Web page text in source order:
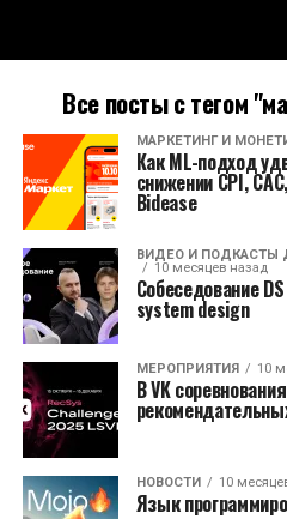
Все посты с тегом
МАРКЕТИНГ И
Как ML-подход
снижении CPI,
Bidease
ВИДЕО И ПОДКАСТЫ
10 месяцев назад
Собеседование
system design
МЕРОПРИЯТИЯ 10
В VK
НОВОСТИ 10
Язык